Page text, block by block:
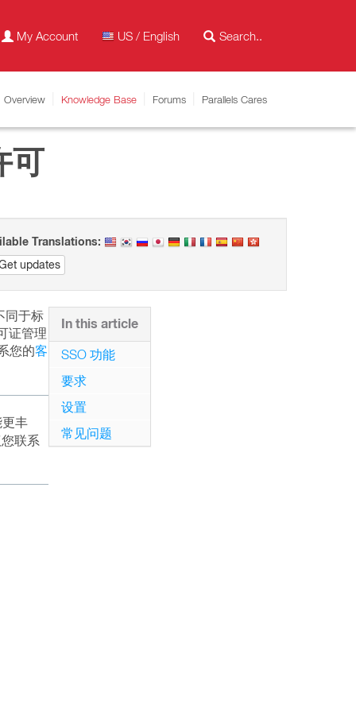
My Account US / English
Overview Knowledge Base Forums Parallels Cares
可
Translations:
updates
同于标
证管理
您的客
更丰
联系
In this article
SSO 功能
要求
设置
常见问题